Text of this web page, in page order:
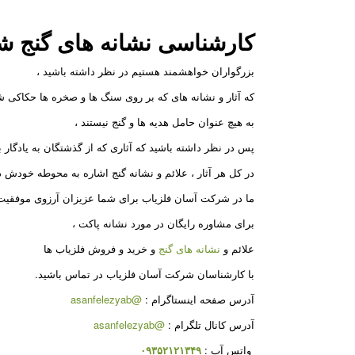
کارشناسی نشانه های گنج
بزرگواران خواهشمند هستیم در نظر داشته باشید ،
که آثار و نشانه های که بر روی سنگ ها و صخره ها
به هیچ عنوان حامل هدیه ها و گنج نیستند ،
پس در نظر داشته باشید که آثاری که از گذشتگان به یادگار
در کل هر آثار ، علائم و نشانه گنج اشاره به محوطه خودش
ما در شرکت آسان فلزیاب برای شما عزیزان آرزوی
برای مشاوره رایگان در مورد نشانه پاکت ،
علائم و نشانه های گنج و خرید و فروش فلزیاب ها
با کارشناسان شرکت آسان فلزیاب در تماس باشید.
آدرس صفحه اینستاگرام :
@asanfelezyab
آدرس کانال تلگرام :
@asanfelezyab
واتس آپ: ۰۹۳۵۲۱۲۱۳۴۹